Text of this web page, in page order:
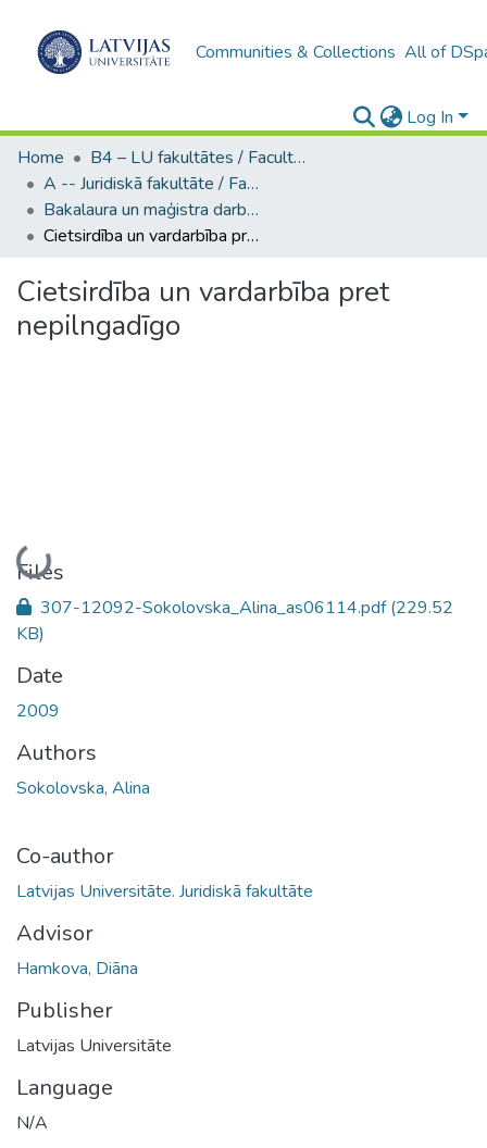
Communities & Collections All of
Log In
Home
B4 – LU fakultātes / Faculties of the UL
A -- Juridiskā fakultāte / Faculty of Law
Bakalaura un maģistra darbi (JF) / Bachelor's and Master's theses
Cietsirdība un vardarbība pret nepilngadīgo
Cietsirdība un vardarbība pret
nepilngadīgo
Loading...
Files
307-12092-Sokolovska_Alina_as06114.pdf(229.52
KB)
Date
2009
Authors
Sokolovska, Alina
Co-author
Latvijas Universitāte. Juridiskā fakultāte
Advisor
Hamkova, Diāna
Publisher
Latvijas Universitāte
Language
N/A